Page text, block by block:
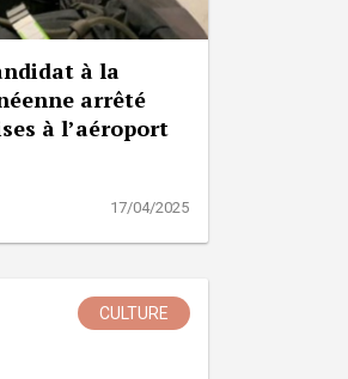
à la
arrêté
à l’aéroport
17/04/2025
CULTURE